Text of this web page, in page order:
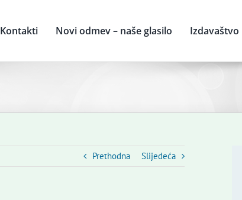
Kontakti Novi odmev – naše glasilo Izdavaštvo
Prethodna Slijedeća